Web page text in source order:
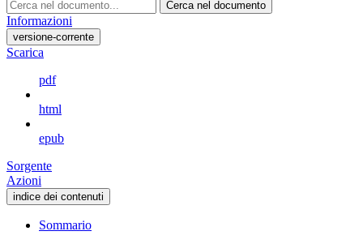
Cerca nel documento
Informazioni
versione-corrente
Scarica
pdf
html
epub
Sorgente
Azioni
indice dei contenuti
Sommario